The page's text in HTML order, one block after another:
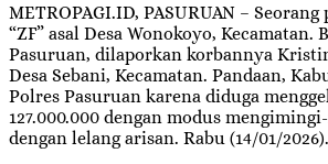
METROPAGI.ID, PASURUAN –
“ZF” asal Desa Wonokoyo, Kecamatan.
Pasuruan, dilaporkan korbannya
Desa Sebani, Kecamatan. Pandaan,
Polres Pasuruan karena diduga
127.000.000 dengan modus
dengan lelang arisan. Rabu (14/01/2026).